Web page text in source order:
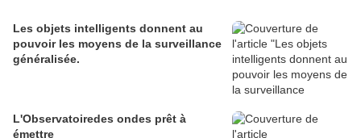
Les objets intelligents donnent au
pouvoir les moyens de la surveillance
généralisée.
L'Observatoiredes ondes prêt à
émettre